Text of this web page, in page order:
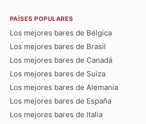
PAÍSES POPULARES
Los mejores bares de Bélgica
Los mejores bares de Brasil
Los mejores bares de Canadá
Los mejores bares de Suiza
Los mejores bares de Alemania
Los mejores bares de España
Los mejores bares de Italia